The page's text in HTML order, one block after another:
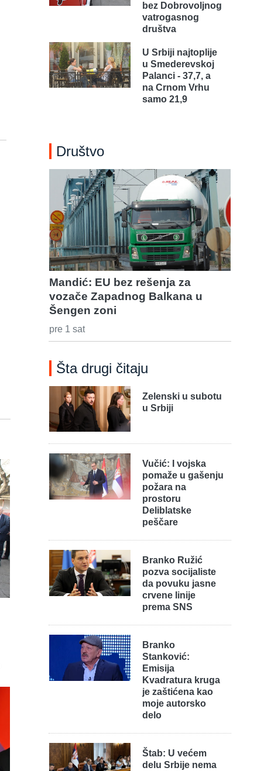
bez Dobrovoljnog
vatrogasnog
društva
U Srbiji najtoplije
u Smederevskoj
Palanci - 37,7, a
na Crnom Vrhu
samo 21,9
Društvo
Mandić: EU bez rešenja za
vozače Zapadnog Balkana u
Šengen zoni
pre 1 sat
Šta drugi čitaju
Zelenski u subotu
u Srbiji
Vučić: I vojska
pomaže u gašenju
požara na
prostoru
Deliblatske
peščare
Branko Ružić
pozva socijaliste
da povuku jasne
crvene linije
prema SNS
Branko
Stanković:
Emisija
Kvadratura kruga
je zaštićena kao
moje autorsko
delo
Štab: U većem
delu Srbije nema